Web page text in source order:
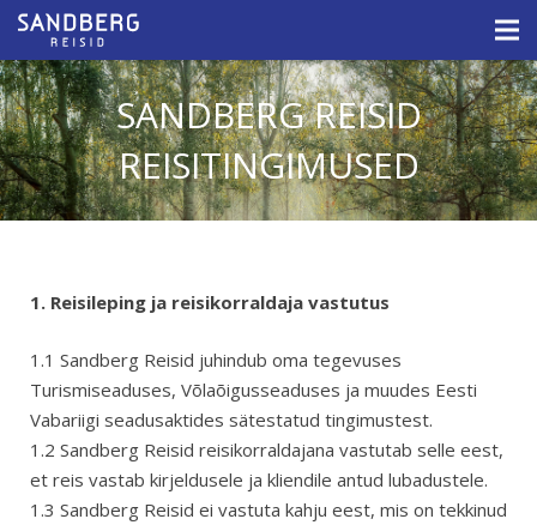
SANDBERG REISID
REISITINGIMUSED
1. Reisileping ja reisikorraldaja vastutus
1.1 Sandberg Reisid juhindub oma tegevuses
Turismiseaduses, Võlaõigusseaduses ja muudes Eesti
Vabariigi seadusaktides sätestatud tingimustest.
1.2 Sandberg Reisid reisikorraldajana vastutab selle eest,
et reis vastab kirjeldusele ja kliendile antud lubadustele.
1.3 Sandberg Reisid ei vastuta kahju eest, mis on tekkinud